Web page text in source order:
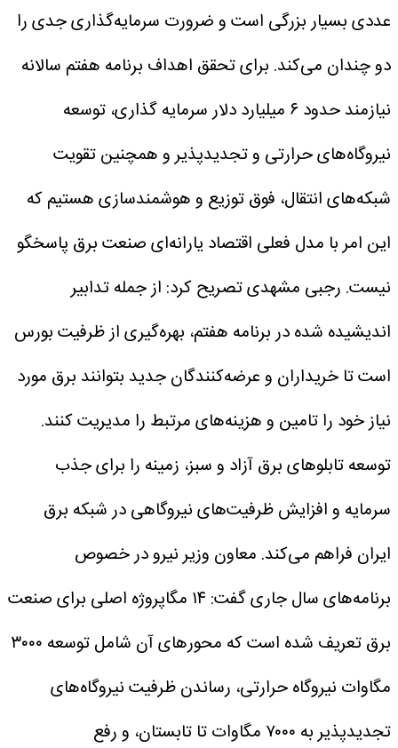
عددی بسیار بزرگی است و ضرورت سرمایه‌گذاری جدی را
دو چندان می‌کند. برای تحقق اهداف برنامه هفتم سالانه
نیازمند حدود ۶ میلیارد دلار سرمایه گذاری، توسعه
نیروگاه‌های حرارتی و تجدیدپذیر و همچنین تقویت
شبکه‌های انتقال، فوق توزیع و هوشمندسازی هستیم که
این امر با مدل فعلی اقتصاد یارانه‌ای صنعت برق پاسخگو
نیست. رجبی مشهدی تصریح کرد: از جمله تدابیر
اندیشیده شده در برنامه هفتم، بهره‌گیری از ظرفیت بورس
است تا خریداران و عرضه‌کنندگان جدید بتوانند برق مورد
نیاز خود را تامین و هزینه‌های مرتبط را مدیریت کنند.
توسعه تابلو‌های برق آزاد و سبز، زمینه را برای جذب
سرمایه و افزایش ظرفیت‌های نیروگاهی در شبکه برق
ایران فراهم می‌کند. معاون وزیر نیرو در خصوص
برنامه‌های سال جاری گفت: ۱۴ مگاپروژه اصلی برای صنعت
برق تعریف شده است که محور‌های آن شامل توسعه ۳۰۰۰
مگاوات نیروگاه حرارتی، رساندن ظرفیت نیروگاه‌های
تجدیدپذیر به ۷۰۰۰ مگاوات تا تابستان، و رفع